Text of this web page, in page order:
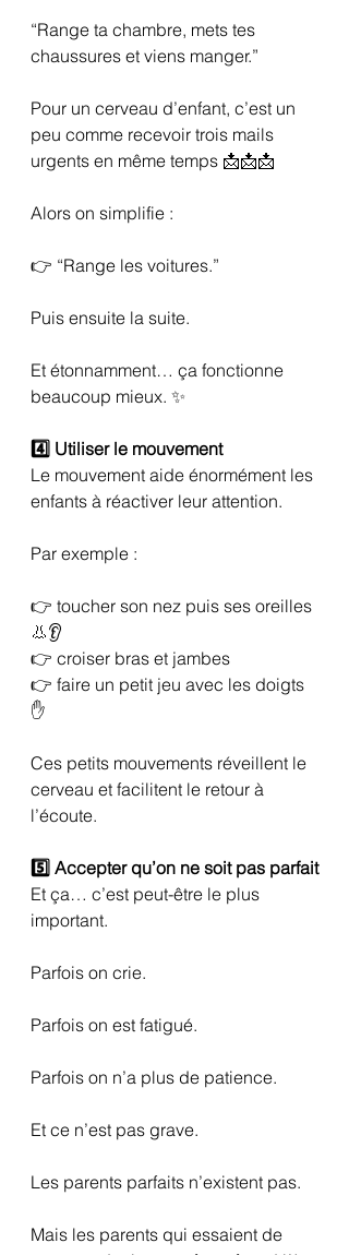
“Range ta chambre, mets tes
chaussures et viens manger.”
Pour un cerveau d’enfant, c’est un
peu comme recevoir trois mails
urgents en même temps 📩📩📩
Alors on simplifie :
👉 “Range les voitures.”
Puis ensuite la suite.
Et étonnamment… ça fonctionne
beaucoup mieux. ✨
4️⃣ Utiliser le mouvement
Le mouvement aide énormément les
enfants à réactiver leur attention.
Par exemple :
👉 toucher son nez puis ses oreilles
👃👂
👉 croiser bras et jambes
👉 faire un petit jeu avec les doigts
✋
Ces petits mouvements réveillent le
cerveau et facilitent le retour à
l’écoute.
5️⃣ Accepter qu’on ne soit pas parfait
Et ça… c’est peut-être le plus
important.
Parfois on crie.
Parfois on est fatigué.
Parfois on n’a plus de patience.
Et ce n’est pas grave.
Les parents parfaits n’existent pas.
Mais les parents qui essaient de